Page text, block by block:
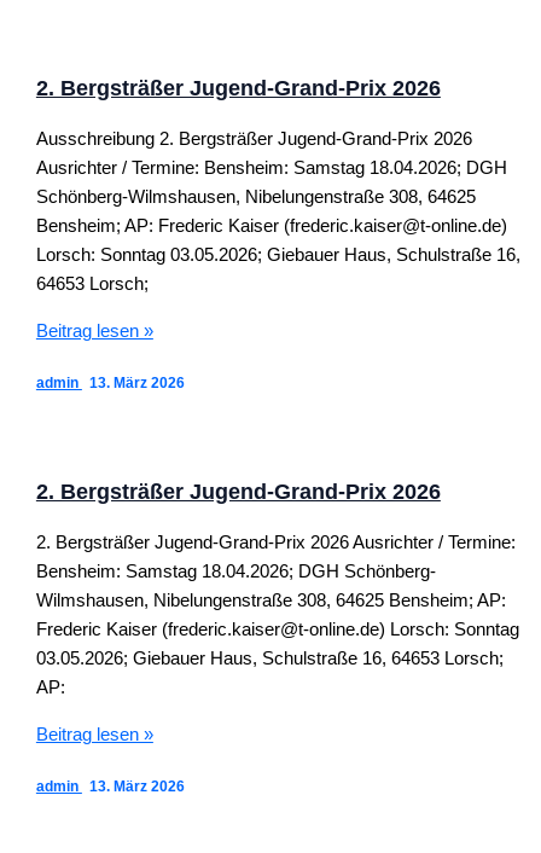
2. Bergsträßer Jugend-Grand-Prix 2026
Ausschreibung 2. Bergsträßer Jugend-Grand-Prix 2026
Ausrichter / Termine: Bensheim: Samstag 18.04.2026; DGH
Schönberg-Wilmshausen, Nibelungenstraße 308, 64625
Bensheim; AP: Frederic Kaiser (frederic.kaiser@t-online.de)
Lorsch: Sonntag 03.05.2026; Giebauer Haus, Schulstraße 16,
64653 Lorsch;
2.
Jugend-
Beitrag lesen »
admin 13. März 2026
2. Bergsträßer Jugend-Grand-Prix 2026
2. Bergsträßer Jugend-Grand-Prix 2026 Ausrichter / Termine:
Bensheim: Samstag 18.04.2026; DGH Schönberg-
Wilmshausen, Nibelungenstraße 308, 64625 Bensheim; AP:
Frederic Kaiser (frederic.kaiser@t-online.de) Lorsch: Sonntag
03.05.2026; Giebauer Haus, Schulstraße 16, 64653 Lorsch;
AP:
2.
Jugend-
Beitrag lesen »
admin 13. März 2026